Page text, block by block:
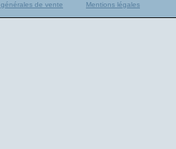
de vente Mentions légales